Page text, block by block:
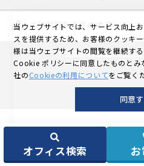
オフィス検索
エリア別おすすめオフィス
©東京の格安個室レンタル
当ウェブサイトでは、サービス向上
スを提供するため、お客様のクッキ
様は当ウェブサイトの閲覧を継続す
Cookie ポリシーに同意したものとみ
社のCookieの利用についてをご覧く
同意